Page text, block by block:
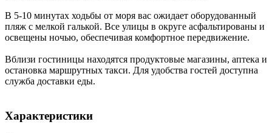
В 5-10 минутах ходьбы от моря вас ожидает оборудованный
пляж с мелкой галькой. Все улицы в округе асфальтированы и
освещены ночью, обеспечивая комфортное передвижение.
Вблизи гостиницы находятся продуктовые магазины, аптека и
остановка маршрутных такси. Для удобства гостей доступна
служба доставки еды.
Характеристики